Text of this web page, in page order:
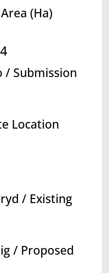
(Ha)
/ Submission
Location
/ Existing
/ Proposed